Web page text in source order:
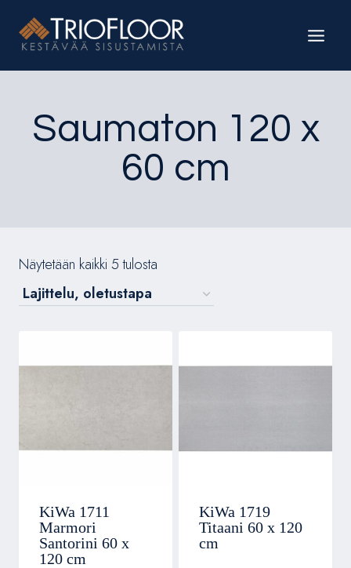
sisältöön
Saumaton 120 x
60 cm
Näytetään kaikki 5 tulosta
KiWa 1711
Marmori
Santorini 60 x
120 cm
KiWa 1719
Titaani 60 x 120
cm